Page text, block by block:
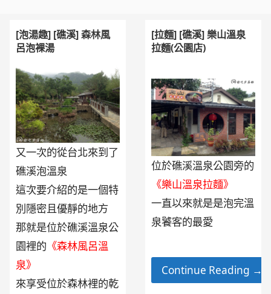
[拉麵] [礁溪] 樂山溫泉
拉麵(公園店)
位於礁溪溫泉公園旁的
《樂山溫泉拉麵》
一直以來就是是泡完溫
泉饕客的最愛
Continue Reading →
[泡湯趣] [礁溪] 森林風
呂泡裸湯
又一次的從台北來到了
礁溪泡溫泉
這次要介紹的是一個特
別隱密且優靜的地方
那就是位於礁溪溫泉公
園裡的 《森林風呂溫
泉》
來享受位於森林裡的乾